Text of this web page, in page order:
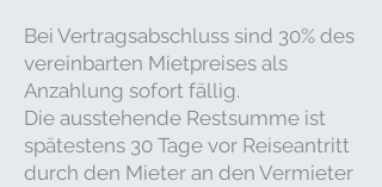
Bei Vertragsabschluss sind 30% des
vereinbarten Mietpreises als
Anzahlung sofort fällig.
Die ausstehende Restsumme ist
spätestens 30 Tage vor Reiseantritt
durch den Mieter an den Vermieter